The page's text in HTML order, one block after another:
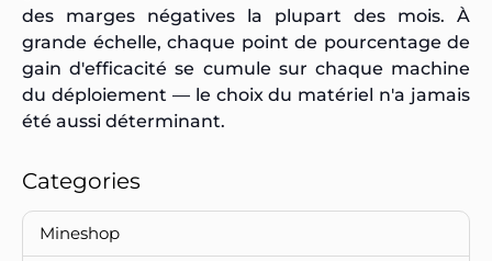
des marges négatives la plupart des mois. À
grande échelle, chaque point de pourcentage de
gain d'efficacité se cumule sur chaque machine
du déploiement — le choix du matériel n'a jamais
été aussi déterminant.
Categories
Mineshop